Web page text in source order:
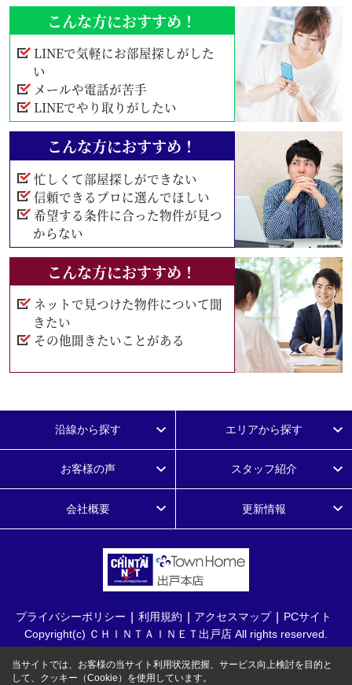
こんな方におすすめ！
LINEで気軽にお部屋探しがした
い
メールや電話が苦手
LINEでやり取りがしたい
こんな方におすすめ！
忙しくて部屋探しができない
信頼できるプロに選んでほしい
希望する条件に合った物件が見つ
からない
こんな方におすすめ！
ネットで見つけた物件について聞
きたい
その他聞きたいことがある
沿線から探す エリアから探す
お客様の声 スタッフ紹介
会社概要 更新情報
プライバシーポリシー 利用規約 アクセスマップ
PCサイト
Copyright(c) ＣＨＩＮＴＡＩＮＥＴ出戸店 All rights reserved.
当サイトでは、お客様の当サイト利用状況把握、サービス向上検討を目的と
して、クッキー（Cookie）を使用しています。